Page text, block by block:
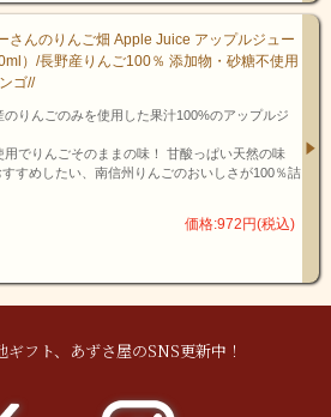
さんのりんご畑 Apple Juice アップルジュー
）/長野産りんご100％ 添加物・砂糖不使用
ゴ//
のりんごのみを使用した果汁100%のアップルジ
用でりんごそのままの味！ 甘酸っぱい天然の味
すめしたい、南信州りんごのおいしさが100％詰
価格:972円(税込)
フト、あずさ屋のSNS更新中！